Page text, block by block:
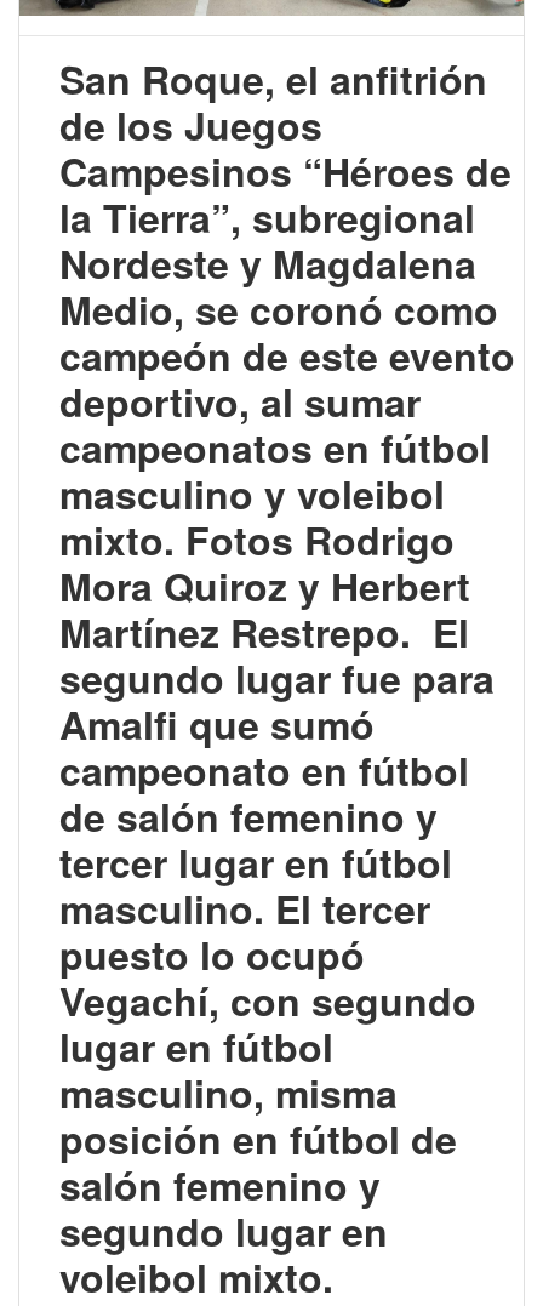
San Roque, el anfitrión
de los Juegos
Campesinos “Héroes de
la Tierra”, subregional
Nordeste y Magdalena
Medio, se coronó como
campeón de este evento
deportivo, al sumar
campeonatos en fútbol
masculino y voleibol
mixto. Fotos Rodrigo
Mora Quiroz y Herbert
Martínez Restrepo. El
segundo lugar fue para
Amalfi que sumó
campeonato en fútbol
de salón femenino y
tercer lugar en fútbol
masculino. El tercer
puesto lo ocupó
Vegachí, con segundo
lugar en fútbol
masculino, misma
posición en fútbol de
salón femenino y
segundo lugar en
voleibol mixto.